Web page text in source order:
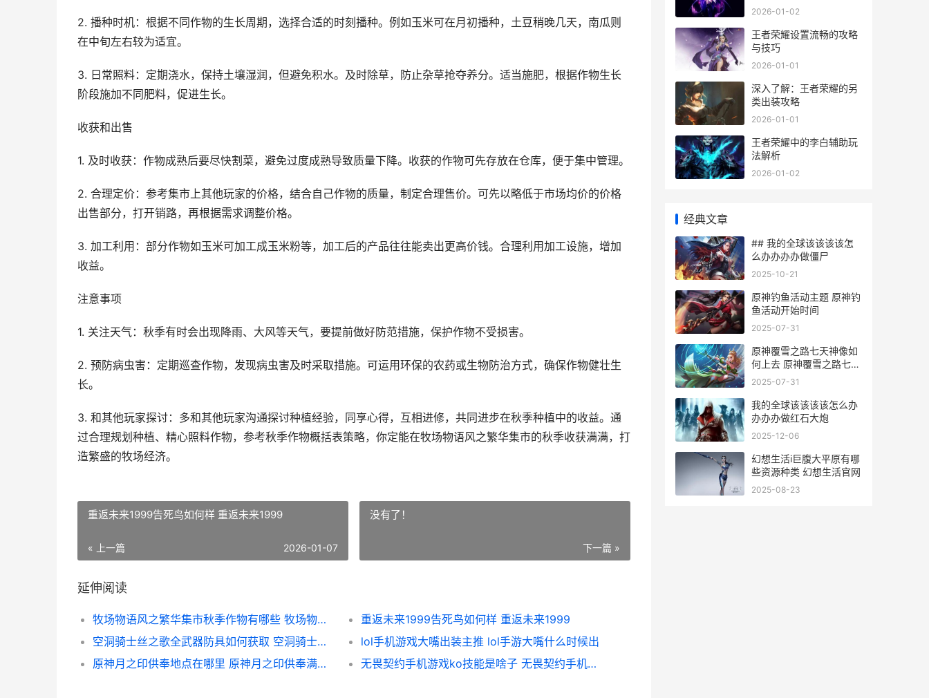
2. 播种时机：根据不同作物的生长周期，选择合适的时刻播种。例如玉米可在月初播种，土豆稍晚几天，南瓜则
在中旬左右较为适宜。
3. 日常照料：定期浇水，保持土壤湿润，但避免积水。及时除草，防止杂草抢夺养分。适当施肥，根据作物生长
阶段施加不同肥料，促进生长。
收获和出售
1. 及时收获：作物成熟后要尽快割菜，避免过度成熟导致质量下降。收获的作物可先存放在仓库，便于集中管理。
2. 合理定价：参考集市上其他玩家的价格，结合自己作物的质量，制定合理售价。可先以略低于市场均价的价格
出售部分，打开销路，再根据需求调整价格。
3. 加工利用：部分作物如玉米可加工成玉米粉等，加工后的产品往往能卖出更高价钱。合理利用加工设施，增加
收益。
注意事项
1. 关注天气：秋季有时会出现降雨、大风等天气，要提前做好防范措施，保护作物不受损害。
2. 预防病虫害：定期巡查作物，发现病虫害及时采取措施。可运用环保的农药或生物防治方式，确保作物健壮生
长。
3. 和其他玩家探讨：多和其他玩家沟通探讨种植经验，同享心得，互相进修，共同进步在秋季种植中的收益。通
过合理规划种植、精心照料作物，参考秋季作物概括表策略，你定能在牧场物语风之繁华集市的秋季收获满满，打
造繁盛的牧场经济。
重返未来1999告死鸟如何样 重返未来1999
« 上一篇 2026-01-07
没有了！
下一篇 »
延伸阅读
牧场物语风之繁华集市秋季作物有哪些 牧场物语风之繁华集市防风组件
重返未来1999告死鸟如何样 重返未来1999
空洞骑士丝之歌全武器防具如何获取 空洞骑士丝之歌wiki
lol手机游戏大嘴出装主推 lol手游大嘴什么时候出
原神月之印供奉地点在哪里 原神月之印供奉满了怎么办
无畏契约手机游戏ko技能是啥子 无畏契约手机游戏叫什么
2026-01-02
王者荣耀设置流畅的攻略
与技巧
2026-01-01
深入了解：王者荣耀的另
类出装攻略
2026-01-01
王者荣耀中的李白辅助玩
法解析
2026-01-02
经典文章
## 我的全球该该该该怎
么办办办办做僵尸
2025-10-21
原神钓鱼活动主题 原神钓
鱼活动开始时间
2025-07-31
原神覆雪之路七天神像如
何上去 原神覆雪之路七天
神像为什么打不开
2025-07-31
我的全球该该该该怎么办
办办办做红石大炮
2025-12-06
幻想生活i巨腹大平原有哪
些资源种类 幻想生活官网
2025-08-23